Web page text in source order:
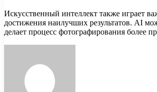
Искусственный интеллект также играет
достижения наилучших результатов. AI
делает процесс фотографирования более